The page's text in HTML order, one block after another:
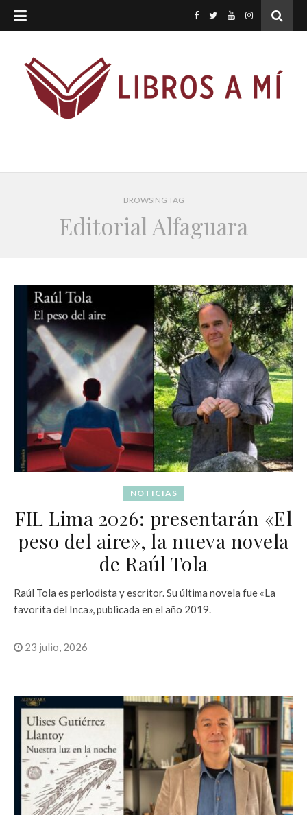
BROWSING TAG
Editorial Alfaguara
NOTICIAS
FIL Lima 2026: presentarán «El
peso del aire», la nueva novela
de Raúl Tola
Raúl Tola es periodista y escritor. Su última novela fue «La
favorita del Inca», publicada en el año 2019.
23 julio, 2026